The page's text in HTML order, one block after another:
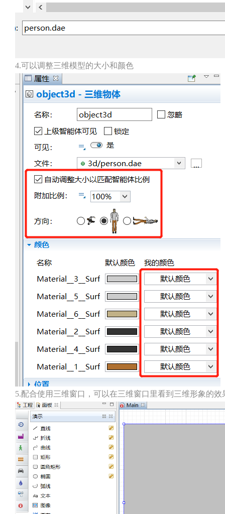
4.可以调整三维模型的大小和颜色
5.配合使用三维窗口，可以在三维窗口里看到三维形象的效